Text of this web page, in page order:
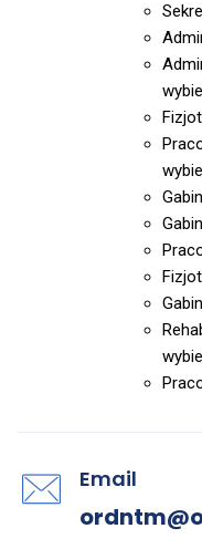
Email